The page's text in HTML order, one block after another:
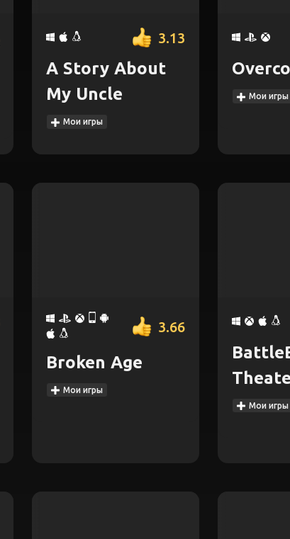
3.13
A Story About
My Uncle
Мои игры
Мои игры
3.66
Broken Age
Мои игры
Мои игры